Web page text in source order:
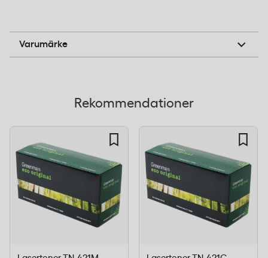
Produktegenskaper
(originalnummer)
Gul färg för skarpa utskrifter
Tillverkad av återvunna material enligt cirkulär
ekonomi
Klimatkompenserad frakt inom Sverige
Kvalitetssäkrad enligt ISO-standarder
Tekniska Specifikationer
Originalnummer
Varumärke
Greenman
Rekommendationer